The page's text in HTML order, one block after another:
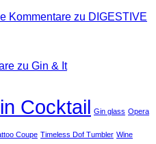
Kommentare zu DIGESTIVE
zu Gin & It
Cocktail Gin glass Opera
Coupe Timeless Dof Tumbler Wine